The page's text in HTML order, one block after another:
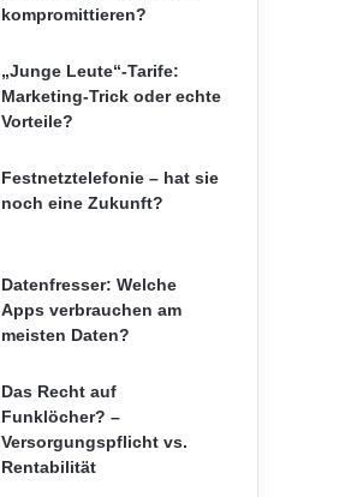
kompromittieren?
„Junge Leute“-Tarife:
Marketing-Trick oder echte
Vorteile?
Festnetztelefonie – hat sie
noch eine Zukunft?
Datenfresser: Welche
Apps verbrauchen am
meisten Daten?
Das Recht auf
Funklöcher? –
Versorgungspflicht vs.
Rentabilität